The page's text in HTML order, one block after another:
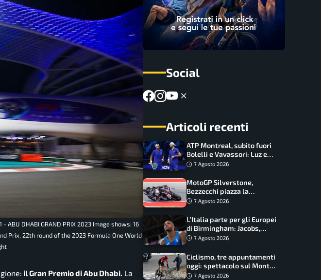
DHABI GRAND PRIX 2023 Image shows: 16
Prix, 22th round of the 2023 Formula One World
il Gran Premio di Abu Dhabi. La
Social
Articoli recenti
ATP Montreal, subito fuori
Bolelli e Vavassori: Luz e
Matos fermano gli azzurri
7 Agosto 2026
MotoGP Silverstone,
Bezzecchi piazza la
zampata: Aprilia domina,
7 Agosto 2026
L’Italia parte per gli Europei
di Birmingham: Jacobs,
Tamberi e Battocletti
record
7 Agosto 2026
Ciclismo, tre appuntamenti
oggi: spettacolo sul Mont
Ventoux, orari e come
7 Agosto 2026